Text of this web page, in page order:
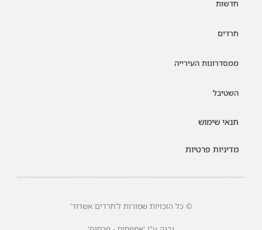
חדשות
חרדים
ממסדרונות העירייה
השטיבל
תנאי שימוש
מדיניות פרטיות
© כל הזכויות שמורות ל'חרדים אשדוד'